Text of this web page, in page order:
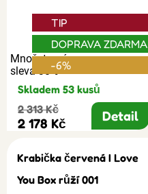
Množstevní
sleva 30%
TIP
DOPRAVA ZDARMA
-6%
Skladem 53 kusů
2 313 Kč
2 178 Kč Detail
Krabička červená I Love
You Box růží 001